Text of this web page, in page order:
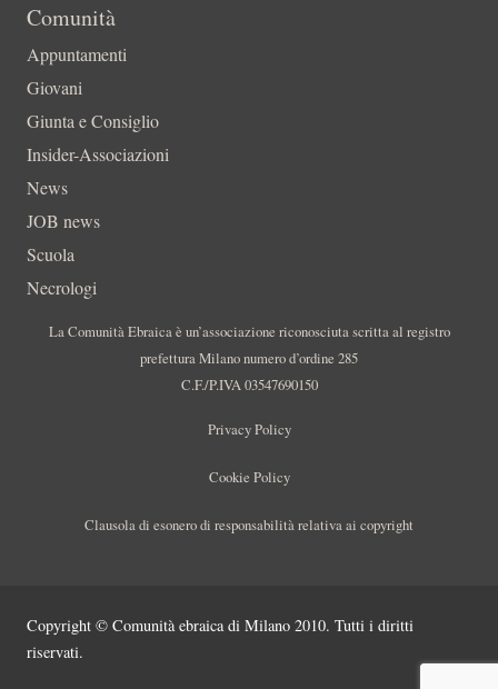
Comunità
Appuntamenti
Giovani
Giunta e Consiglio
Insider-Associazioni
News
JOB news
Scuola
Necrologi
La Comunità Ebraica è un’associazione riconosciuta scritta al registro
prefettura Milano numero d’ordine 285
C.F./P.IVA 03547690150
Privacy Policy
Cookie Policy
Clausola di esonero di responsabilità relativa ai copyright
Copyright © Comunità ebraica di Milano 2010. Tutti i diritti
riservati.